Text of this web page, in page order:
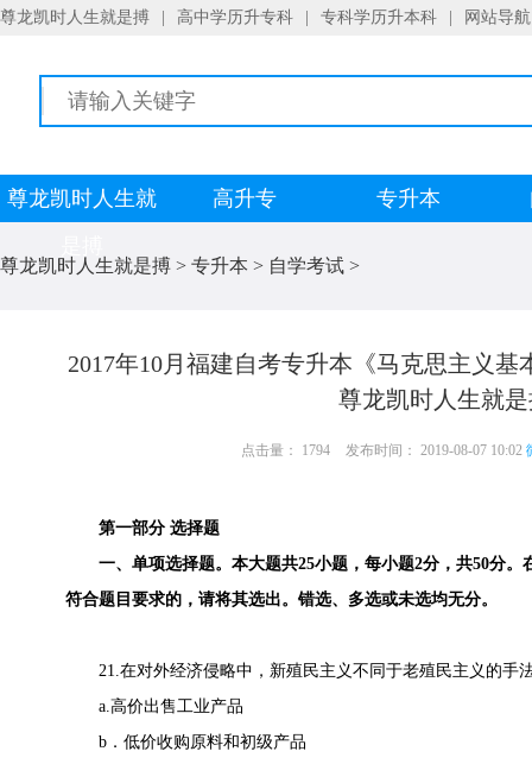
尊龙凯时人生就是搏 高中学历升专科 专科学历升本科 网站导航
尊龙凯时人生就
高升专 专升本
尊龙凯时人生就是搏 > 专升本 > 自学考试 >
2017年10月福建自考专升本《马克思主义基
尊龙凯时人生就
点击量： 1794 发布时间： 2019-08-07 10:02
第一部分 选择题
一、单项选择题。本大题共25小题，每小题2分，共50分。
符合题目要求的，请将其选出。错选、多选或未选均无分。
21.在对外经济侵略中，新殖民主义不同于老殖民主义的手
a.高价出售工业产品
b．低价收购原料和初级产品